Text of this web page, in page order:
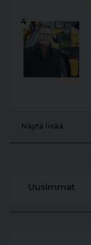
4
Näytä lisää
Uusimmat